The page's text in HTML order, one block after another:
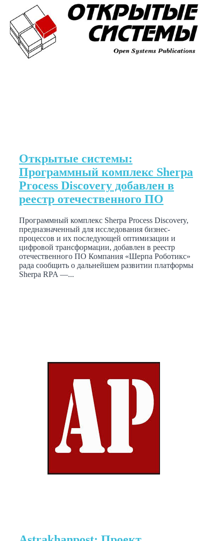
Открытые системы:
Программный комплекс Sherpa
Process Discovery добавлен в
реестр отечественного ПО
Программный комплекс Sherpa Process Discovery,
предназначенный для исследования бизнес-
процессов и их последующей оптимизации и
цифровой трансформации, добавлен в реестр
отечественного ПО Компания «Шерпа Роботикс»
рада сообщить о дальнейшем развитии платформы
Sherpa RPA —...